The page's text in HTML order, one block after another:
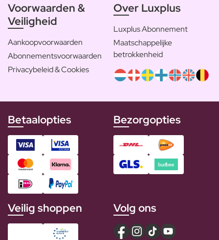
Voorwaarden &
Veiligheid
Aankoopvoorwaarden
Abonnementsvoorwaarden
Privacybeleid & Cookies
Over Luxplus
Luxplus Abonnement
Maatschappelijke
betrokkenheid
Betaalopties Bezorgopties
Veilig shoppen Volg ons